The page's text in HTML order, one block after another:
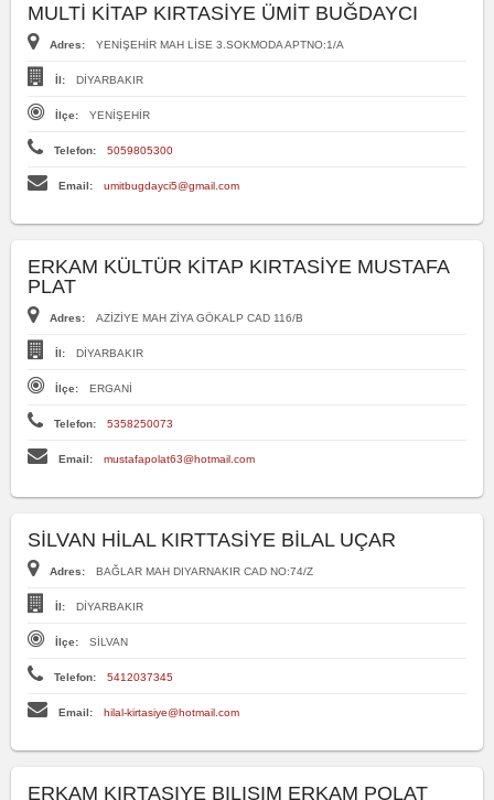
MULTİ KİTAP KIRTASİYE ÜMİT BUĞDAYCI
Adres: YENİŞEHİR MAH LİSE 3.SOKMODA APTNO:1/A
İl: DİYARBAKIR
İlçe: YENİŞEHİR
Telefon: 5059805300
Email: umitbugdayci5@gmail.com
ERKAM KÜLTÜR KİTAP KIRTASİYE MUSTAFA
PLAT
Adres: AZİZİYE MAH ZİYA GÖKALP CAD 116/B
İl: DİYARBAKIR
İlçe: ERGANİ
Telefon: 5358250073
Email: mustafapolat63@hotmail.com
SİLVAN HİLAL KIRTTASİYE BİLAL UÇAR
Adres: BAĞLAR MAH DIYARNAKIR CAD NO:74/Z
İl: DİYARBAKIR
İlçe: SİLVAN
Telefon: 5412037345
Email: hilal-kirtasiye@hotmail.com
ERKAM KIRTASIYE BILISIM ERKAM POLAT